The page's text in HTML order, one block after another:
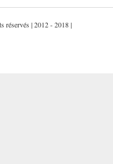
réservés | 2012 - 2018 |